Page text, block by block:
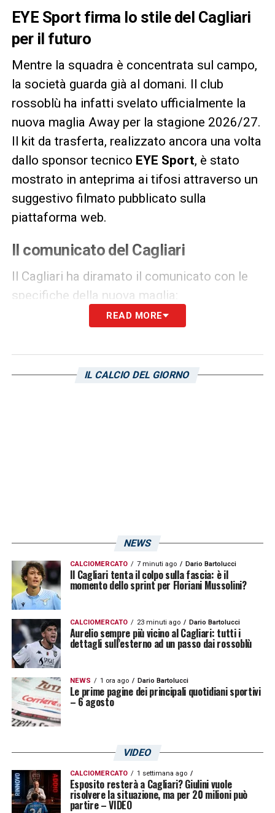
EYE Sport firma lo stile del Cagliari
per il futuro
Mentre la squadra è concentrata sul campo,
la società guarda già al domani. Il club
rossoblù ha infatti svelato ufficialmente la
nuova maglia Away per la stagione 2026/27.
Il kit da trasferta, realizzato ancora una volta
dallo sponsor tecnico EYE Sport, è stato
mostrato in anteprima ai tifosi attraverso un
suggestivo filmato pubblicato sulla
piattaforma web.
Il comunicato del Cagliari
Il Cagliari ha diramato il comunicato con le
specifiche della nuova maglia:
«Il Cagliari Calcio presenta la nuova maglia
americano reinterpretandone il carattere
indossato per la prima volta nella sfida
contro il Torino di domenica 17 maggio
all’Unipol Domus, nasce dalla volontà di
guardare oltreoceano abbracciando uno
degli sport simbolo degli Stati Uniti
d’America, in un progetto di respiro
internazionale dove sport diversi si
intersecano, incontrano e arricchiscono
reciprocamente. È quanto successo nel
lancio del Kit insieme ai Crusaders, realtà
1990 e che rappresenta la città ai massimi
livelli nazionali con competenza, passione e
qualità.
READ MORE
IL CALCIO DEL GIORNO
NEWS
CALCIOMERCATO 7 minuti ago Dario Bartolucci
Il Cagliari tenta il colpo sulla fascia: è il
momento dello sprint per Floriani Mussolini?
CALCIOMERCATO 23 minuti ago Dario Bartolucci
Aurelio sempre più vicino al Cagliari: tutti i
dettagli sull’esterno ad un passo dai rossoblù
NEWS 1 ora ago Dario Bartolucci
Le prime pagine dei principali quotidiani sportivi
– 6 agosto
VIDEO
CALCIOMERCATO 1 settimana ago
Esposito resterà a Cagliari? Giulini vuole
risolvere la situazione, ma per 20 milioni può
partire – VIDEO